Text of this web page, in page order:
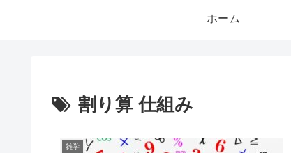
ホーム
割り算 仕組み
雑学